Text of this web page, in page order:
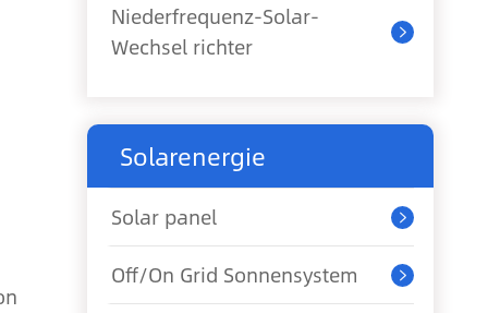
Niederfrequenz-Solar-
Wechsel richter

Solarenergie
Solar panel 
Off/On Grid Sonnensystem 